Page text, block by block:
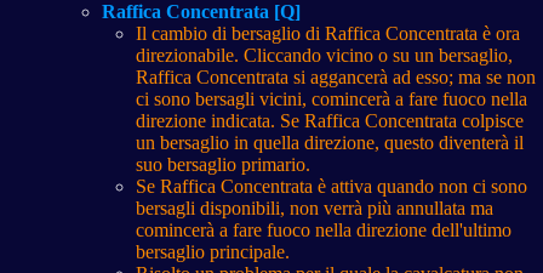
Raffica Concentrata [Q]
Il cambio di bersaglio di Raffica Concentrata è ora
direzionabile. Cliccando vicino o su un bersaglio,
Raffica Concentrata si aggancerà ad esso; ma se non
ci sono bersagli vicini, comincerà a fare fuoco nella
direzione indicata. Se Raffica Concentrata colpisce
un bersaglio in quella direzione, questo diventerà il
suo bersaglio primario.
Se Raffica Concentrata è attiva quando non ci sono
bersagli disponibili, non verrà più annullata ma
comincerà a fare fuoco nella direzione dell'ultimo
bersaglio principale.